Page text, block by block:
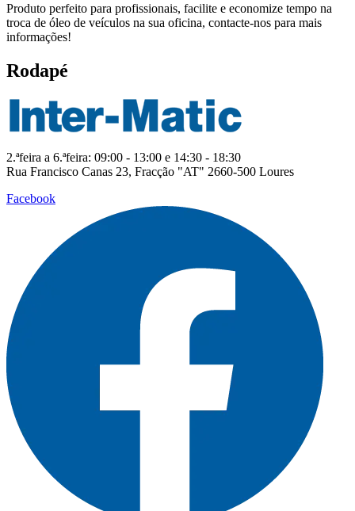
Produto perfeito para profissionais, facilite e economize tempo na
troca de óleo de veículos na sua oficina, contacte-nos para mais
informações!
Rodapé
2.ªfeira a 6.ªfeira: 09:00 - 13:00 e 14:30 - 18:30
Rua Francisco Canas 23, Fracção "AT" 2660-500 Loures
Facebook